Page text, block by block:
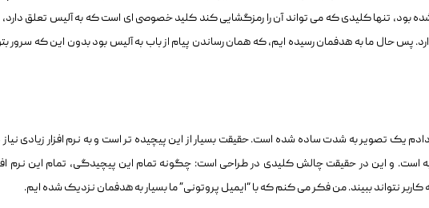
بود، تنها کلیدی که می تواند آن را رمزگشایی کند کلید خصوصی ای است که به آلیس تعلق دارد،
پس حال ما به هدفمان رسیده ایم، که همان رساندن پیام از باب به آلیس بود بدون این که سرور
یک تصویر به شدت ساده شده است. حقیقت بسیار از این پیچیده تر است و به نرم افزار زیادی نیاز
است. و این در حقیقت چالش کلیدی در طراحی است: چگونه تمام این پیچیدگی، تمام این نرم
نتواند ببیند. من فکر می کنم که با “ایمیل پروتونی” ما بسیار به هدفمان نزدیک شده ایم.